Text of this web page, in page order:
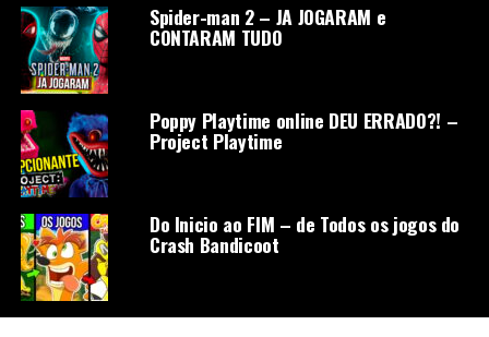
Spider-man 2 – JA JOGARAM e
CONTARAM TUDO
Poppy Playtime online DEU ERRADO?! –
Project Playtime
Do Inicio ao FIM – de Todos os jogos do
Crash Bandicoot